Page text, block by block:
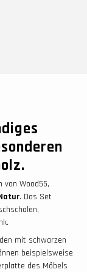
Wood55,
. Das Set
mit schwarzen
beispielsweise
des Möbels